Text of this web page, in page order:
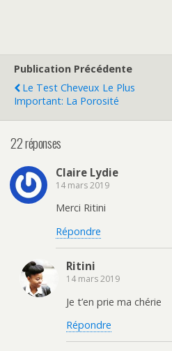
Publication Précédente
Le Test Cheveux Le Plus
Important: La Porosité
22 réponses
Claire Lydie
14 mars 2019
Merci Ritini
Répondre
Ritini
14 mars 2019
Je t’en prie ma chérie
Répondre